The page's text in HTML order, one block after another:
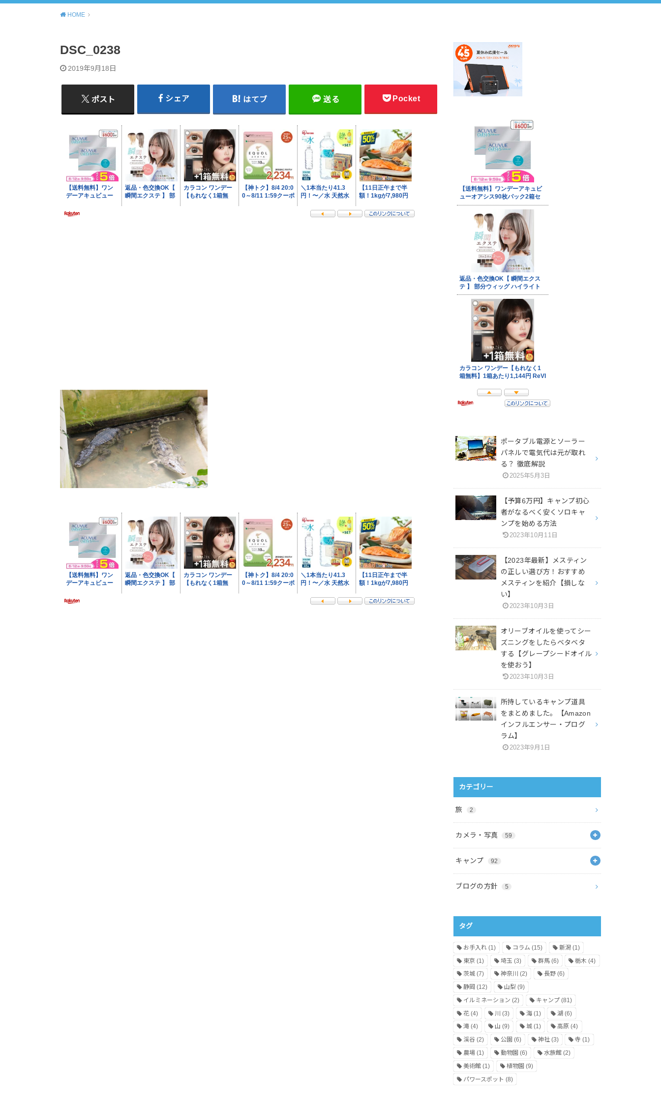
HOME
DSC_0238
2019年9月18日
ポスト シェア はてブ 送る Pocket
ポータブル電源とソーラー
パネルで電気代は元が取れ
る？ 徹底解説
2025年5月3日
【予算6万円】キャンプ初心
者がなるべく安くソロキャ
ンプを始める方法
2023年10月11日
【2023年最新】メスティン
の正しい選び方！おすすめ
メスティンを紹介【損しな
い】
2023年10月3日
オリーブオイルを使ってシー
ズニングをしたらベタベタ
する【グレープシードオイル
を使おう】
2023年10月3日
所持しているキャンプ道具
をまとめました。【Amazon
インフルエンサー・プログ
ラム】
2023年9月1日
カテゴリー
旅 2
カメラ・写真 59
キャンプ 92
ブログの方針 5
タグ
お手入れ (1) コラム (15) 新潟(1)
東京 (1) 埼玉 (3) 群馬(6) 栃木 (4)
茨城 (7) 神奈川 (2) 長野(6)
静岡 (12) 山梨 (9)
イルミネーション (2) キャンプ(81)
花 (4) 川 (3) 海(1) 湖 (6)
滝 (4) 山 (9) 城(1) 高原 (4)
渓谷 (2) 公園 (6) 神社(3) 寺 (1)
農場 (1) 動物園 (6) 水族館(2)
美術館 (1) 植物園 (9)
パワースポット (8)